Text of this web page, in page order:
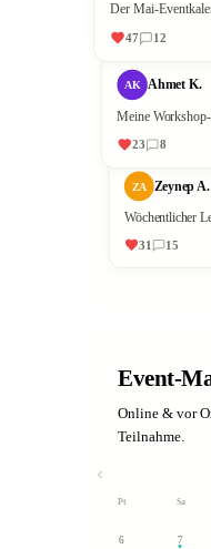
Der Mai-
47 12
AK Ahmet K.
Meine
23 8
ZA Zeynep A.
Wöchentlicher
31 15
Event-
Online & vor
Teilnahme.
Pt Sa
6
7